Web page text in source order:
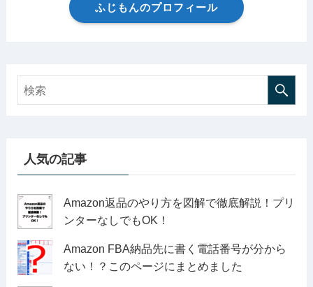
ふじもんのプロフィール
人気の記事
Amazon返品のやり方を図解で徹底解説！プリ
ンターなしでもOK！
Amazon FBA納品先に書く電話番号が分から
ない！？このページにまとめました